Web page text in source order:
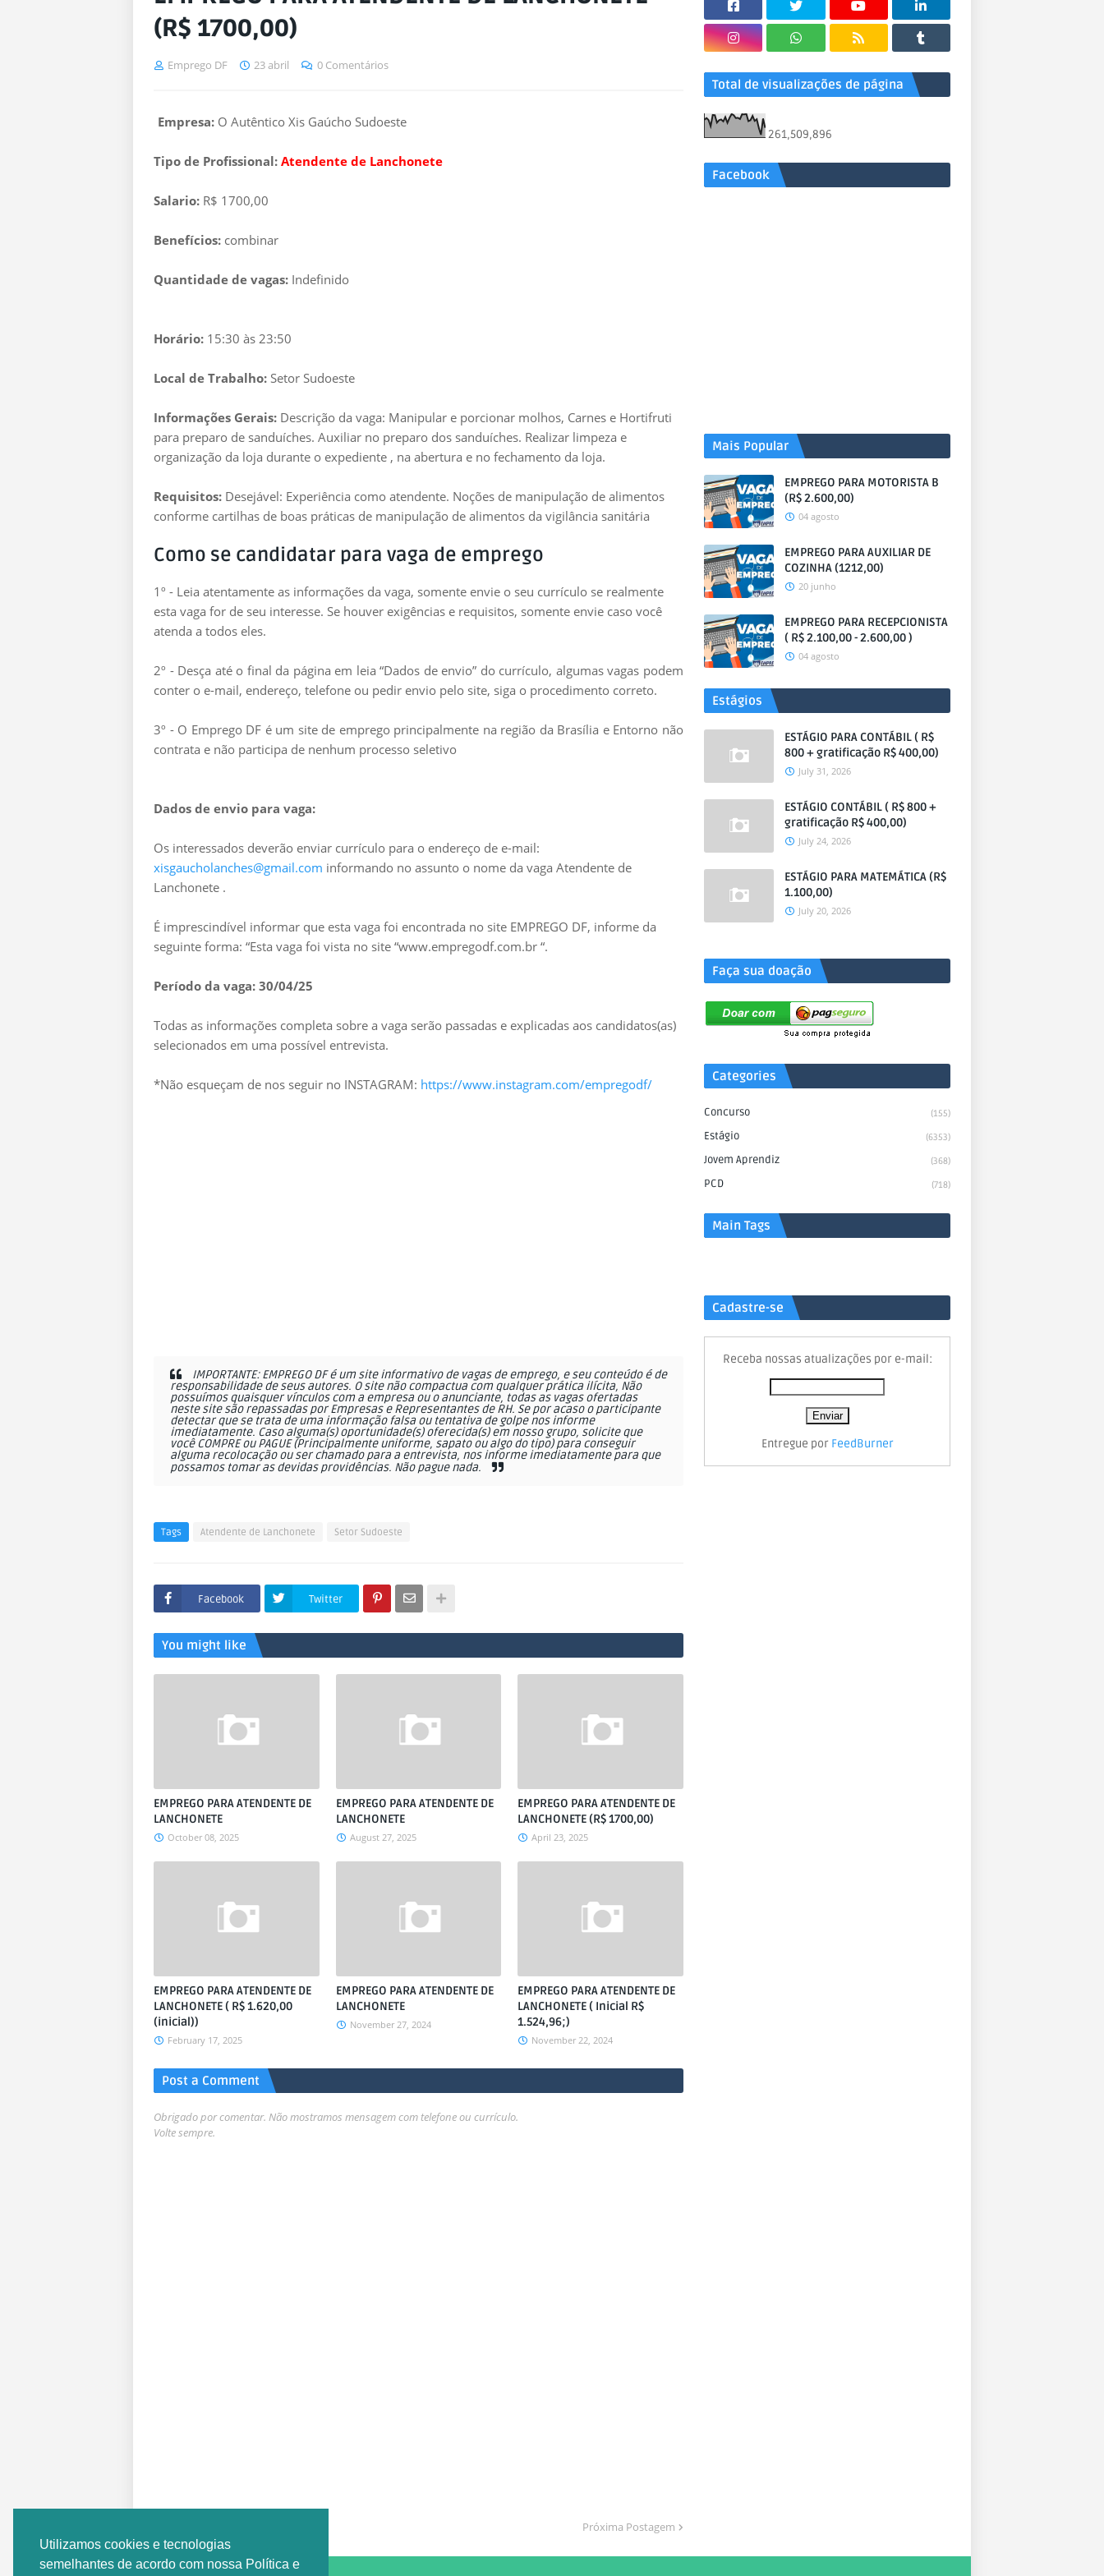
Utilizamos cookies e tecnologias
semelhantes de acordo com nossa Política e
(R$ 1700,00)
Emprego DF 23 abril 0 Comentários
Empresa: O Autêntico Xis Gaúcho Sudoeste
Tipo de Profissional: Atendente de Lanchonete
Salario: R$ 1700,00
Benefícios: combinar
Quantidade de vagas: Indefinido
Horário: 15:30 às 23:50
Local de Trabalho: Setor Sudoeste
Informações Gerais: Descrição da vaga: Manipular e porcionar molhos, Carnes e Hortifruti
para preparo de sanduíches. Auxiliar no preparo dos sanduíches. Realizar limpeza e
organização da loja durante o expediente , na abertura e no fechamento da loja.
Requisitos: Desejável: Experiência como atendente. Noções de manipulação de alimentos
conforme cartilhas de boas práticas de manipulação de alimentos da vigilância sanitária
Como se candidatar para vaga de emprego
1º - Leia atentamente as informações da vaga, somente envie o seu currículo se realmente
esta vaga for de seu interesse. Se houver exigências e requisitos, somente envie caso você
atenda a todos eles.
2º - Desça até o final da página em leia “Dados de envio” do currículo, algumas vagas podem
conter o e-mail, endereço, telefone ou pedir envio pelo site, siga o procedimento correto.
3º - O Emprego DF é um site de emprego principalmente na região da Brasília e Entorno não
contrata e não participa de nenhum processo seletivo
Dados de envio para vaga:
Os interessados deverão enviar currículo para o endereço de e-mail:
xisgaucholanches@gmail.com informando no assunto o nome da vaga Atendente de
Lanchonete .
É imprescindível informar que esta vaga foi encontrada no site EMPREGO DF, informe da
seguinte forma: “Esta vaga foi vista no site “www.empregodf.com.br “.
Período da vaga: 30/04/25
Todas as informações completa sobre a vaga serão passadas e explicadas aos candidatos(as)
selecionados em uma possível entrevista.
*Não esqueçam de nos seguir no INSTAGRAM: https://www.instagram.com/empregodf/
IMPORTANTE: EMPREGO DF é um site informativo de vagas de emprego, e seu conteúdo é de
responsabilidade de seus autores. O site não compactua com qualquer prática ilícita, Não
possuímos quaisquer vínculos com a empresa ou o anunciante, todas as vagas ofertadas
neste site são repassadas por Empresas e Representantes de RH. Se por acaso o participante
detectar que se trata de uma informação falsa ou tentativa de golpe nos informe
imediatamente. Caso alguma(s) oportunidade(s) oferecida(s) em nosso grupo, solicite que
você COMPRE ou PAGUE (Principalmente uniforme, sapato ou algo do tipo) para conseguir
alguma recolocação ou ser chamado para a entrevista, nos informe imediatamente para que
possamos tomar as devidas providências. Não pague nada.
Tags Atendente de Lanchonete Setor Sudoeste
Facebook Twitter
You might like
EMPREGO PARA ATENDENTE DE
LANCHONETE
October 08, 2025
EMPREGO PARA ATENDENTE DE
LANCHONETE
August 27, 2025
EMPREGO PARA ATENDENTE DE
LANCHONETE (R$ 1700,00)
April 23, 2025
EMPREGO PARA ATENDENTE DE
LANCHONETE ( R$ 1.620,00
(inicial))
February 17, 2025
EMPREGO PARA ATENDENTE DE
LANCHONETE
November 27, 2024
EMPREGO PARA ATENDENTE DE
LANCHONETE ( Inicial R$
1.524,96;)
November 22, 2024
Post a Comment
Obrigado por comentar. Não mostramos mensagem com telefone ou currículo.
Volte sempre.
Próxima Postagem
Total de visualizações de página
261,509,896
Facebook
Mais Popular
EMPREGO PARA MOTORISTA B
(R$ 2.600,00)
04 agosto
EMPREGO PARA AUXILIAR DE
COZINHA (1212,00)
20 junho
EMPREGO PARA RECEPCIONISTA
( R$ 2.100,00 - 2.600,00 )
04 agosto
Estágios
ESTÁGIO PARA CONTÁBIL ( R$
800 + gratificação R$ 400,00)
July 31, 2026
ESTÁGIO CONTÁBIL ( R$ 800 +
gratificação R$ 400,00)
July 24, 2026
ESTÁGIO PARA MATEMÁTICA (R$
1.100,00)
July 20, 2026
Faça sua doação
Categories
Concurso (155)
Estágio (6353)
Jovem Aprendiz (368)
PCD (718)
Main Tags
Cadastre-se
Receba nossas atualizações por e-mail:
Entregue por FeedBurner